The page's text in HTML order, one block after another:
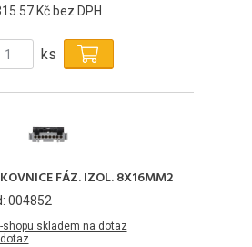
Kč bez DPH
ks
FÁZ. IZOL. 8X16MM2
004852
shopu skladem na dotaz
dotaz